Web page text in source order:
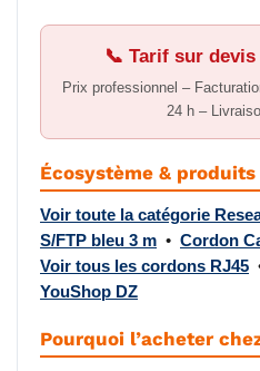
📞 Tarif sur devis
Prix professionnel –
24 h –
Écosystème &
Voir toute la catégorie
S/FTP bleu 3 m • Cordon
Voir tous les cordons RJ45
YouShop DZ
Pourquoi l’acheter